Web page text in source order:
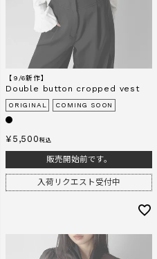
【9/6新作】
Double button cropped vest
ORIGINAL COMING SOON
¥ 5,500 税込
販売開始前です。
入荷リクエスト受付中